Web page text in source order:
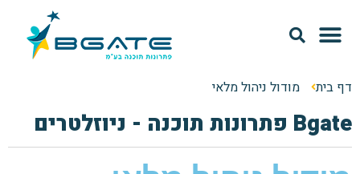
דף בית מודול ניהול מלאי
Bgate פתרונות תוכנה - ניוזלטרים